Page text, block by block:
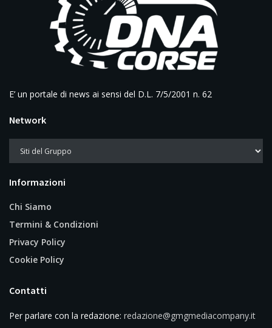
E’ un portale di news ai sensi del D.L. 7/5/2001 n. 62
Network
Informazioni
Chi Siamo
Termini & Condizioni
Privacy Policy
Cookie Policy
Contatti
Per parlare con la redazione: redazione@gmgmediacompany.it